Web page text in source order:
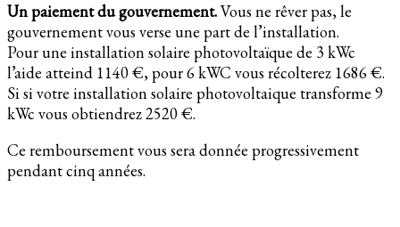
Un paiement du gouvernement.Vous ne rêver pas, le
gouvernement vous verse une part de l’installation.
Pour une installation solaire photovoltaïque de 3 kWc
l’aide atteind 1140 €, pour 6 kWC vous récolterez 1686 €.
Si si votre installation solaire photovoltaique transforme 9
kWc vous obtiendrez 2520 €.
Ce remboursement vous sera donnée progressivement
pendant cinq années.